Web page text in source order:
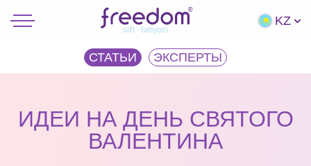
KZ
СТАТЬИ ЭКCПЕРТЫ
ИДЕИ НА ДЕНЬ СВЯТОГО
ВАЛЕНТИНА